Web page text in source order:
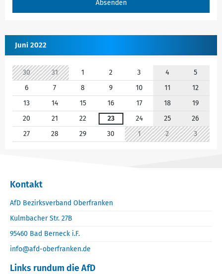
Juni 2022
30 31 1 2 3 4
5
6
7 8 9 10 11
12
13
14 15 16 17 18
19
20
21 22 23 24 25
26
27
28 29 30 1 2 3
Kontakt
AfD Bezirksverband Oberfranken
Kulmbacher Str. 27B
95460 Bad Berneck i.F.
info@afd-oberfranken.de
Links rundum die AfD